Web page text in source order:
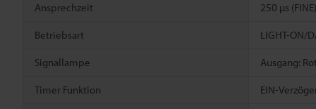
Ansprechzeit 250 µs
Betriebsart LIGHT-ON/
Signallampe Ausgang:
Timer Funktion EIN-